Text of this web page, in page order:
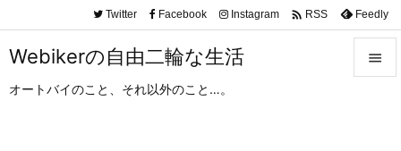
Webikerの自由二輪な生活
オートバイのこと、それ以外のこと…。

Twitter Facebook Instagram  RSS Feedly